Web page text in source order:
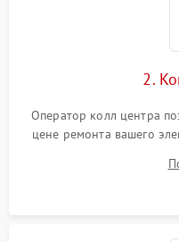
2.
Оператор колл центра
цене ремонта вашего